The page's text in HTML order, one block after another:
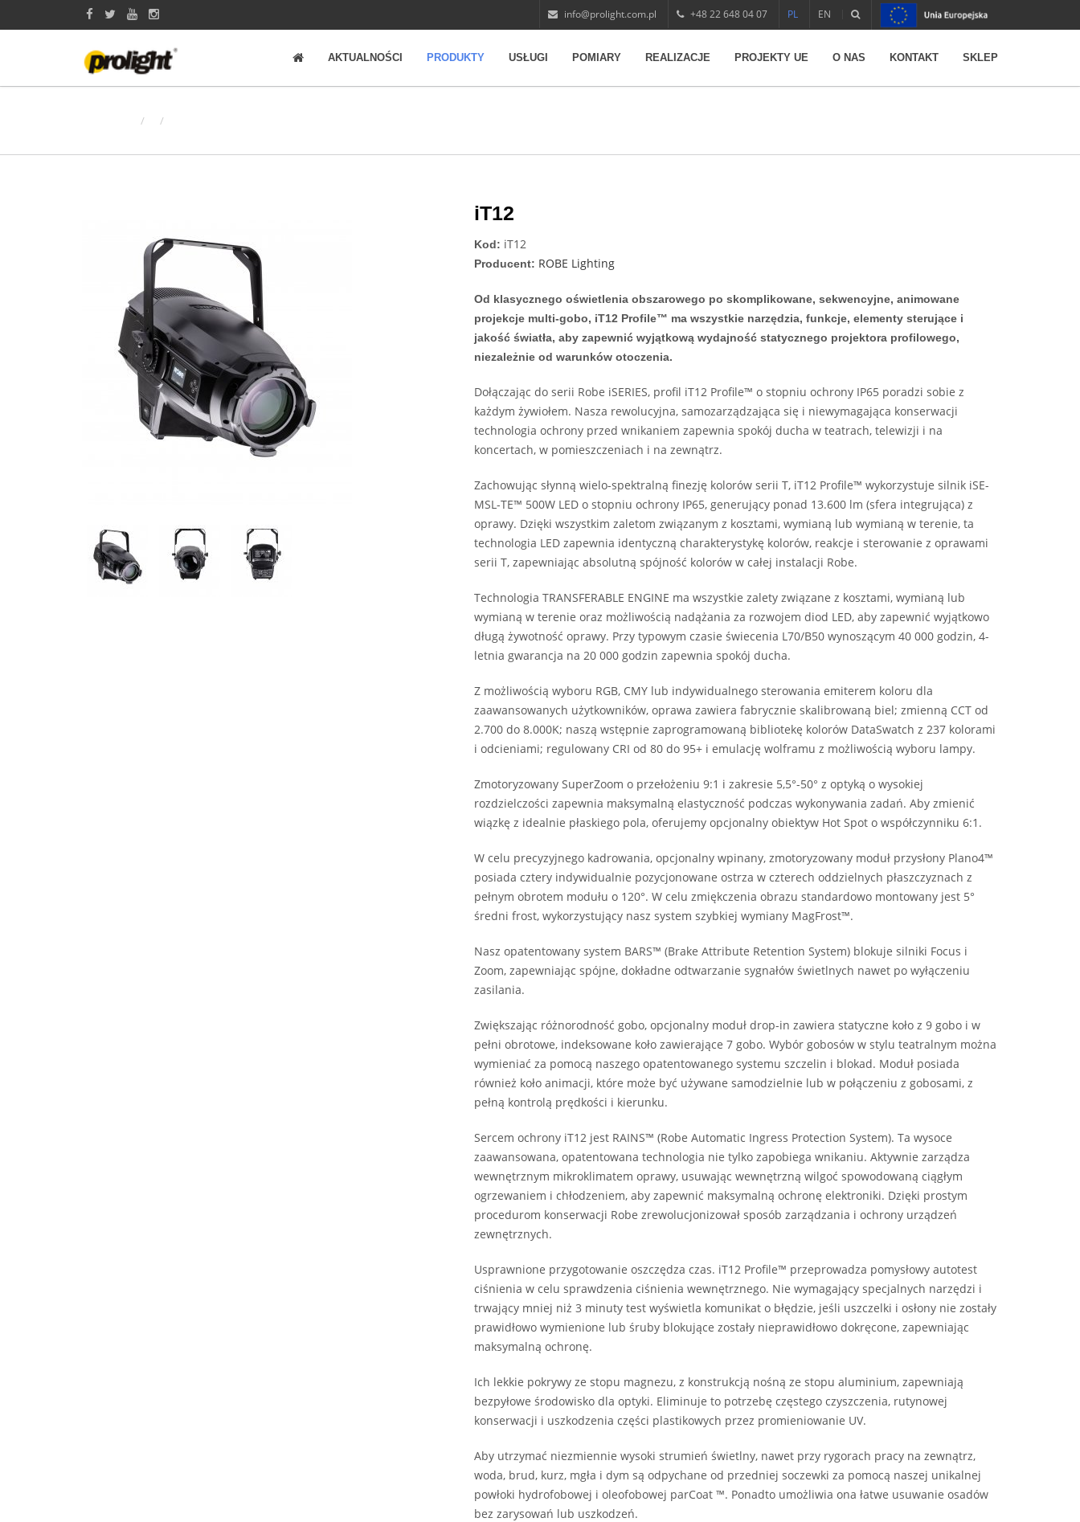
info@prolight.com.pl +48 22 648 04 07 PL EN
AKTUALNOŚCI PRODUKTY USŁUGI POMIARY REALIZACJE PROJEKTY UE O NAS KONTAKT SKLEP
iT12
Kod: iT12
Producent: ROBE Lighting
Od klasycznego oświetlenia obszarowego po skomplikowane, sekwencyjne, animowane
projekcje multi-gobo, iT12 Profile™ ma wszystkie narzędzia, funkcje, elementy sterujące i
jakość światła, aby zapewnić wyjątkową wydajność statycznego projektora profilowego,
niezależnie od warunków otoczenia.
Dołączając do serii Robe iSERIES, profil iT12 Profile™ o stopniu ochrony IP65 poradzi sobie z
każdym żywiołem. Nasza rewolucyjna, samozarządzająca się i niewymagająca konserwacji
technologia ochrony przed wnikaniem zapewnia spokój ducha w teatrach, telewizji i na
koncertach, w pomieszczeniach i na zewnątrz.
Zachowując słynną wielo-spektralną finezję kolorów serii T, iT12 Profile™ wykorzystuje silnik iSE-
MSL-TE™ 500W LED o stopniu ochrony IP65, generujący ponad 13.600 lm (sfera integrująca) z
oprawy. Dzięki wszystkim zaletom związanym z kosztami, wymianą lub wymianą w terenie, ta
technologia LED zapewnia identyczną charakterystykę kolorów, reakcje i sterowanie z oprawami
serii T, zapewniając absolutną spójność kolorów w całej instalacji Robe.
Technologia TRANSFERABLE ENGINE ma wszystkie zalety związane z kosztami, wymianą lub
wymianą w terenie oraz możliwością nadążania za rozwojem diod LED, aby zapewnić wyjątkowo
długą żywotność oprawy. Przy typowym czasie świecenia L70/B50 wynoszącym 40 000 godzin, 4-
letnia gwarancja na 20 000 godzin zapewnia spokój ducha.
Z możliwością wyboru RGB, CMY lub indywidualnego sterowania emiterem koloru dla
zaawansowanych użytkowników, oprawa zawiera fabrycznie skalibrowaną biel; zmienną CCT od
2.700 do 8.000K; naszą wstępnie zaprogramowaną bibliotekę kolorów DataSwatch z 237 kolorami
i odcieniami; regulowany CRI od 80 do 95+ i emulację wolframu z możliwością wyboru lampy.
Zmotoryzowany SuperZoom o przełożeniu 9:1 i zakresie 5,5°-50° z optyką o wysokiej
rozdzielczości zapewnia maksymalną elastyczność podczas wykonywania zadań. Aby zmienić
wiązkę z idealnie płaskiego pola, oferujemy opcjonalny obiektyw Hot Spot o współczynniku 6:1.
W celu precyzyjnego kadrowania, opcjonalny wpinany, zmotoryzowany moduł przysłony Plano4™
posiada cztery indywidualnie pozycjonowane ostrza w czterech oddzielnych płaszczyznach z
pełnym obrotem modułu o 120°. W celu zmiękczenia obrazu standardowo montowany jest 5°
średni frost, wykorzystujący nasz system szybkiej wymiany MagFrost™.
Nasz opatentowany system BARS™ (Brake Attribute Retention System) blokuje silniki Focus i
Zoom, zapewniając spójne, dokładne odtwarzanie sygnałów świetlnych nawet po wyłączeniu
zasilania.
Zwiększając różnorodność gobo, opcjonalny moduł drop-in zawiera statyczne koło z 9 gobo i w
pełni obrotowe, indeksowane koło zawierające 7 gobo. Wybór gobosów w stylu teatralnym można
wymieniać za pomocą naszego opatentowanego systemu szczelin i blokad. Moduł posiada
również koło animacji, które może być używane samodzielnie lub w połączeniu z gobosami, z
pełną kontrolą prędkości i kierunku.
Sercem ochrony iT12 jest RAINS™ (Robe Automatic Ingress Protection System). Ta wysoce
zaawansowana, opatentowana technologia nie tylko zapobiega wnikaniu. Aktywnie zarządza
wewnętrznym mikroklimatem oprawy, usuwając wewnętrzną wilgoć spowodowaną ciągłym
ogrzewaniem i chłodzeniem, aby zapewnić maksymalną ochronę elektroniki. Dzięki prostym
procedurom konserwacji Robe zrewolucjonizował sposób zarządzania i ochrony urządzeń
zewnętrznych.
Usprawnione przygotowanie oszczędza czas. iT12 Profile™ przeprowadza pomysłowy autotest
ciśnienia w celu sprawdzenia ciśnienia wewnętrznego. Nie wymagający specjalnych narzędzi i
trwający mniej niż 3 minuty test wyświetla komunikat o błędzie, jeśli uszczelki i osłony nie zostały
prawidłowo wymienione lub śruby blokujące zostały nieprawidłowo dokręcone, zapewniając
maksymalną ochronę.
Ich lekkie pokrywy ze stopu magnezu, z konstrukcją nośną ze stopu aluminium, zapewniają
bezpyłowe środowisko dla optyki. Eliminuje to potrzebę częstego czyszczenia, rutynowej
konserwacji i uszkodzenia części plastikowych przez promieniowanie UV.
Aby utrzymać niezmiennie wysoki strumień świetlny, nawet przy rygorach pracy na zewnątrz,
woda, brud, kurz, mgła i dym są odpychane od przedniej soczewki za pomocą naszej unikalnej
powłoki hydrofobowej i oleofobowej parCoat ™. Ponadto umożliwia ona łatwe usuwanie osadów
bez zarysowań lub uszkodzeń.